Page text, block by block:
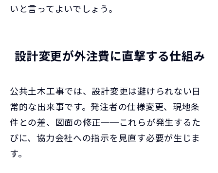
いと言ってよいでしょう。
設計変更が外注費に直撃する仕組み
公共土木工事では、設計変更は避けられない日
常的な出来事です。発注者の仕様変更、現地条
件との差、図面の修正──これらが発生するた
びに、協力会社への指示を見直す必要が生じま
す。